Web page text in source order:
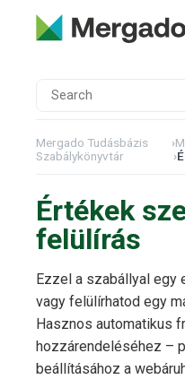
Mergado Tudásbázis ›
Szabálykönyvtár
›
Értékek
felülírás
Ezzel a szabállyal egy
vagy felülírhatod egy
Hasznos automatikus
hozzárendeléséhez –
beállításához a